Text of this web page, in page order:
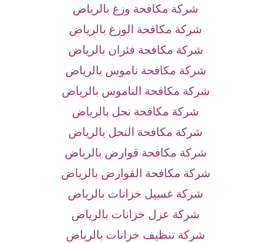
شركة مكافحة وزغ بالرياض
شركة مكافحة الوزغ بالرياض
شركة مكافحة فئران بالرياض
شركة مكافحة ناموس بالرياض
شركة مكافحة الناموس بالرياض
شركة مكافحة نحل بالرياض
شركة مكافحة النحل بالرياض
شركة مكافحة قوارض بالرياض
شركة مكافحة القوارض بالرياض
شركة غسيل خزانات بالرياض
شركة عزل خزانات بالرياض
شركة تنظيف خزانات بالرياض